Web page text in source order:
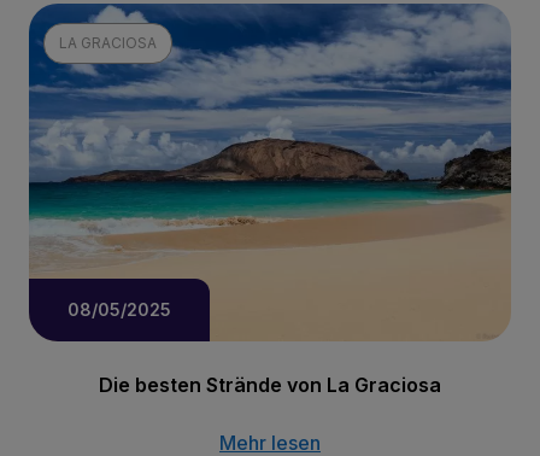
LA GRACIOSA
08/05/2025
Die besten Strände von La Graciosa
Mehr lesen